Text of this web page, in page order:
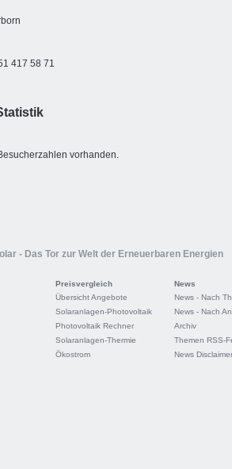
417 58 71
vorhanden.
- Das Tor zur Welt der Erneuerbaren Energien
Preisvergleich
Übersicht Angebote
Solaranlagen-Photovoltaik
Photovoltaik Rechner
Solaranlagen-Thermie
Ökostrom
News
News - Nach
News - Nach
Archiv
Themen RSS-
News Disclaimer